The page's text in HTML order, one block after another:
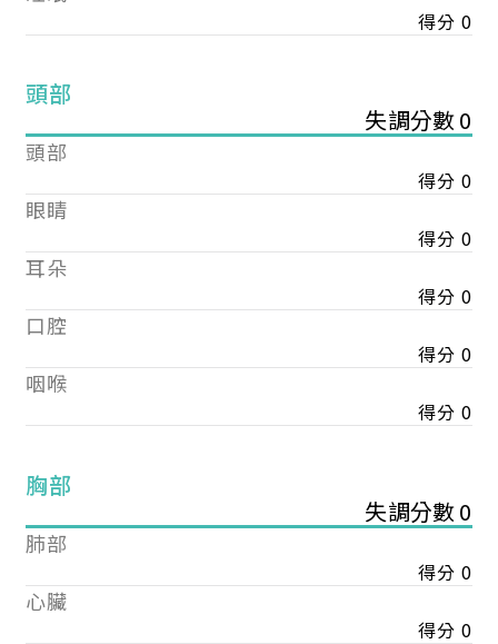
得分 0
頭部
失調分數 0
頭部
得分 0
眼睛
得分 0
耳朵
得分 0
口腔
得分 0
咽喉
得分 0
胸部
失調分數 0
肺部
得分 0
心臟
得分 0